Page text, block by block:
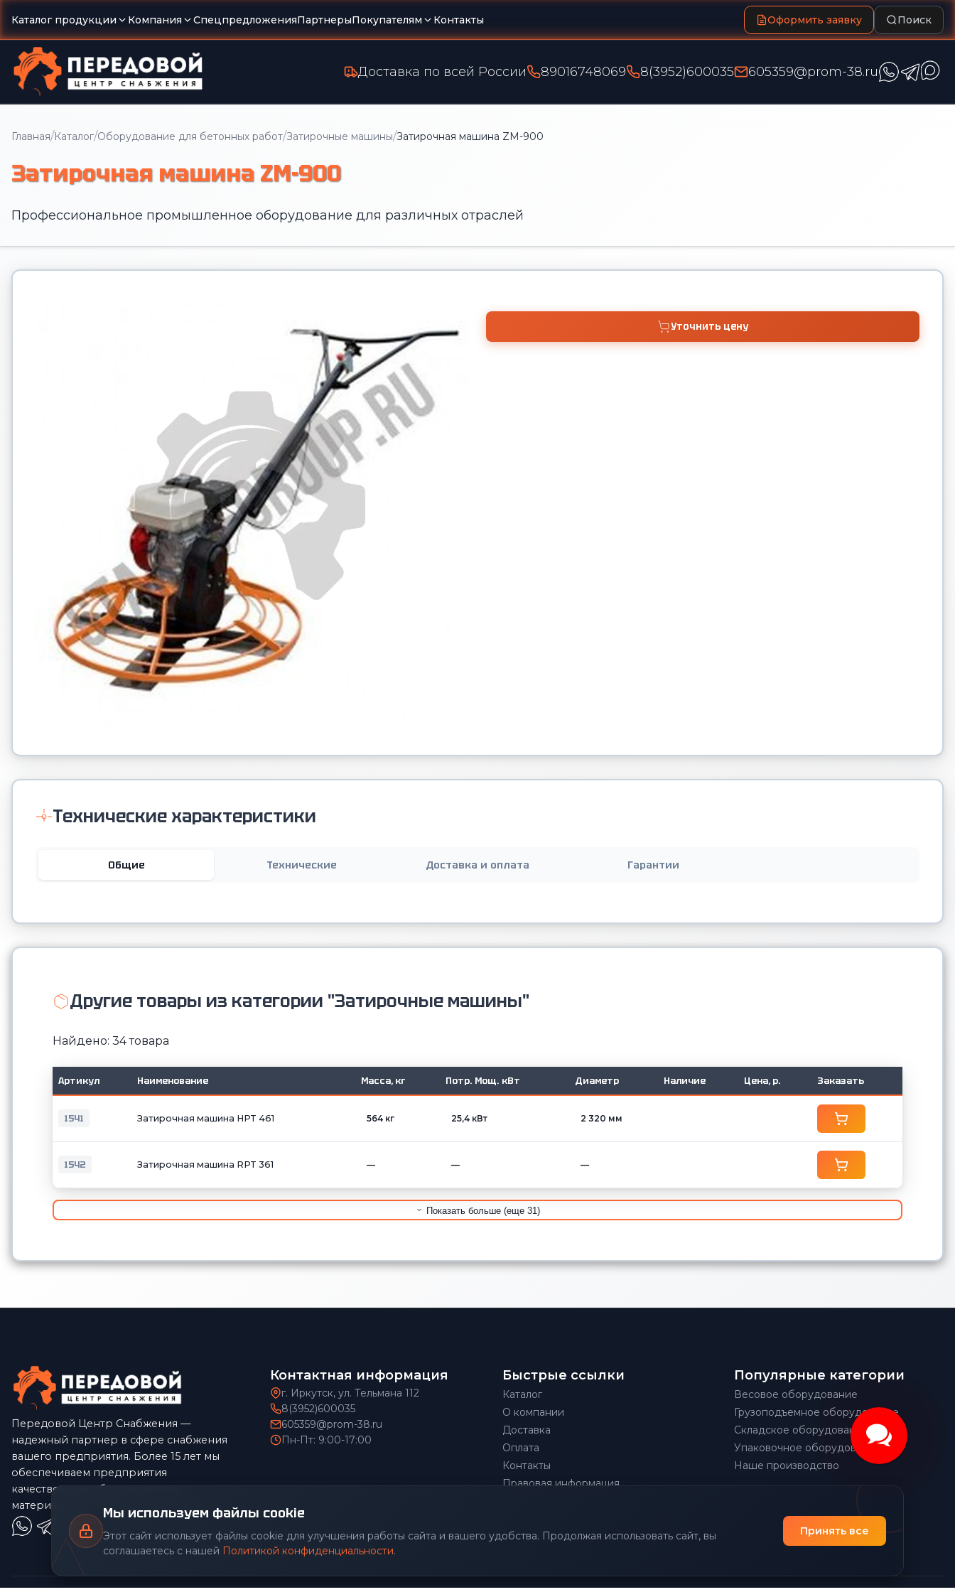
Каталог продукции Компания СпецпредложенияПартнерыПокупателям Контакты Оформить заявку Поиск
Доставка по всей России 89016748069 8(3952)600035 605359@prom-38.ru
Главная/Каталог/Оборудование для бетонных работ/Затирочные машины/Затирочная машина ZM-900
Затирочная машина ZM-900
Профессиональное промышленное оборудование для различных отраслей
Уточнить цену
Технические характеристики
Общие Технические Доставка и оплата Гарантии
Другие товары из категории "Затирочные машины"
Найдено: 34 товара
Артикул Наименование Масса, кг Потр. Мощ. кВт Диаметр Наличие Цена, р. Заказать
1541 Затирочная машина HPT 461 564 кг 25,4 кВт 2 320 мм
1542 Затирочная машина RPT 361 — — —
Показать больше (еще 31)
Мы используем файлы cookie
Этот сайт использует файлы cookie для улучшения работы сайта и вашего удобства. Продолжая использовать сайт, вы
соглашаетесь с нашей Политикой конфиденциальности.
Принять все
Передовой Центр Снабжения —
надежный партнер в сфере снабжения
вашего предприятия. Более 15 лет мы
обеспечиваем предприятия
качественным оборудованием и
материалами по конкурентным ценам.
Контактная информация
г. Иркутск, ул. Тельмана 112
8(3952)600035
605359@prom-38.ru
Пн-Пт: 9:00-17:00
Быстрые ссылки
Каталог
О компании
Доставка
Оплата
Контакты
Правовая информация
Популярные категории
Весовое оборудование
Грузоподъемное оборудование
Складское оборудование
Упаковочное оборудование
Наше производство